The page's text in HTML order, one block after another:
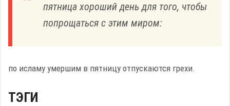
пятница хороший день для того, чтобы
попрощаться с этим миром:
по исламу умершим в пятницу отпускаются грехи.
ТЭГИ